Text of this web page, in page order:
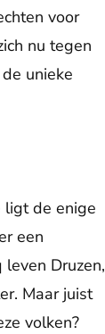
voor
nu tegen
unieke
ligt de enige
een
Druzen,
Maar juist
volken?